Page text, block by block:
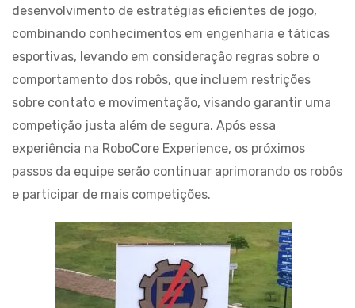
desenvolvimento de estratégias eficientes de jogo,
combinando conhecimentos em engenharia e táticas
esportivas, levando em consideração regras sobre o
comportamento dos robôs, que incluem restrições
sobre contato e movimentação, visando garantir uma
competição justa além de segura. Após essa
experiência na RoboCore Experience, os próximos
passos da equipe serão continuar aprimorando os robôs
e participar de mais competições.